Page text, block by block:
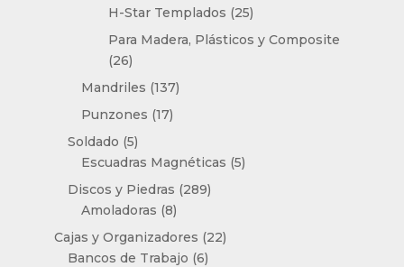
productos
H-Star Templados 2525
productos
Para Madera, Plásticos y Composite
2626
productos
Mandriles 137137
Punzones 1717
Soldado 55
productos
Escuadras Magnéticas 55
Discos y Piedras 289289
Amoladoras 88
productos
Cajas y Organizadores 2222
Bancos de Trabajo 66